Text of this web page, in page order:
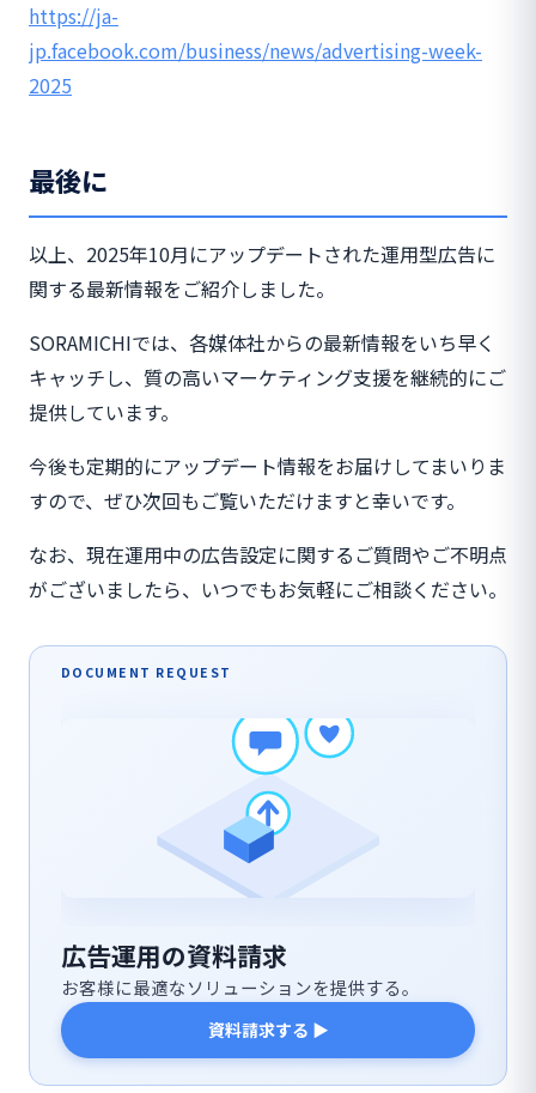
https://ja-
jp.facebook.com/business/news/advertising-week-
2025
最後に
以上、2025年10月にアップデートされた運用型広告に
関する最新情報をご紹介しました。
SORAMICHIでは、各媒体社からの最新情報をいち早く
キャッチし、質の高いマーケティング支援を継続的にご
提供しています。
今後も定期的にアップデート情報をお届けしてまいりま
すので、ぜひ次回もご覧いただけますと幸いです。
なお、現在運用中の広告設定に関するご質問やご不明点
がございましたら、いつでもお気軽にご相談ください。
DOCUMENT REQUEST
広告運用の資料請求
お客様に最適なソリューションを提供する。
資料請求する ▶